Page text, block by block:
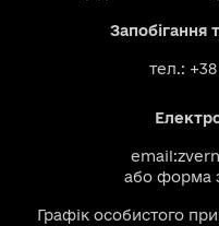
Запобігання
тел.:
email:
або форма
Графік особистого